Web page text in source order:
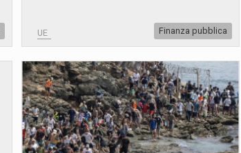
UE Finanza pubblica